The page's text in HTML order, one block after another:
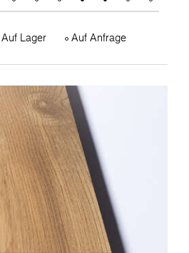
Auf Lager Auf Anfrage